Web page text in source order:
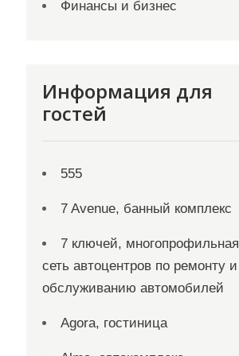
Финансы и бизнес
Информация для
гостей
555
7 Avenue, банный комплекс
7 ключей, многопрофильная
сеть автоцентров по ремонту и
обслуживанию автомобилей
Agora, гостиница